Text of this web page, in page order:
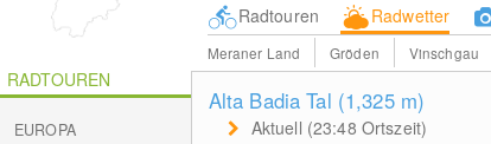
Radtouren Radwetter
Meraner Land Gröden Vinschgau
RADTOUREN
EUROPA
Alta Badia Tal (1,325 m)
Aktuell (23:48 Ortszeit)